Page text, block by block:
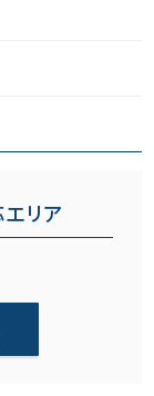
リア